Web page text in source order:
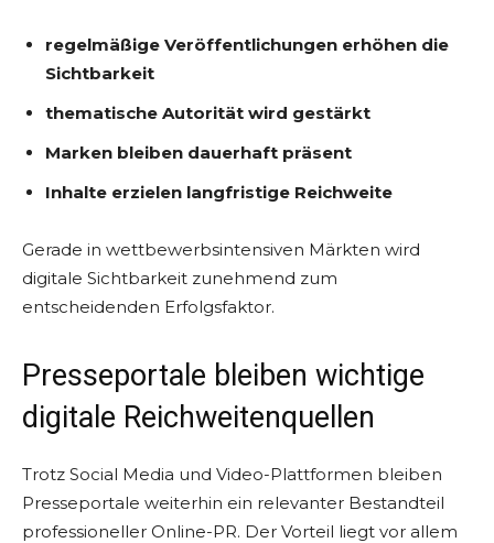
regelmäßige Veröffentlichungen erhöhen die
Sichtbarkeit
thematische Autorität wird gestärkt
Marken bleiben dauerhaft präsent
Inhalte erzielen langfristige Reichweite
Gerade in wettbewerbsintensiven Märkten wird
digitale Sichtbarkeit zunehmend zum
entscheidenden Erfolgsfaktor.
Presseportale bleiben wichtige
digitale Reichweitenquellen
Trotz Social Media und Video-Plattformen bleiben
Presseportale weiterhin ein relevanter Bestandteil
professioneller Online-PR. Der Vorteil liegt vor allem